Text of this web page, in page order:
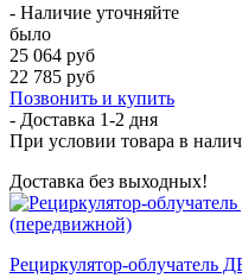
- Наличие уточняйте
было
25 064 руб
22 785 руб
Позвонить и купить
- Доставка 1-2 дня
При условии товара в
Доставка без выходных!
Рециркулятор-